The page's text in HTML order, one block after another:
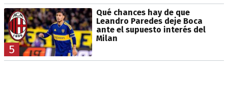
5
Qué chances hay de que
Leandro Paredes deje Boca
ante el supuesto interés del
Milan